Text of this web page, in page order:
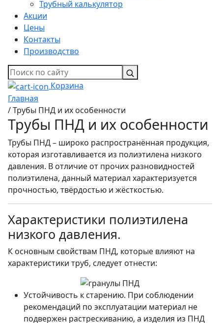
Трубный калькулятор
Акции
Цены
Контакты
Производство
Корзина
Главная
/Трубы ПНД и их особенности
Трубы ПНД и их особенности
Трубы ПНД – широко распространённая продукция,
которая изготавливается из полиэтилена низкого
давления. В отличие от прочих разновидностей
полиэтилена, данный материал характеризуется
прочностью, твёрдостью и жёсткостью.
Характеристики полиэтилена
низкого давления.
К основным свойствам ПНД, которые влияют на
характеристики труб, следует отнести:
Устойчивость к старению. При соблюдении
рекомендаций по эксплуатации материал не
подвержен растрескиванию, а изделия из ПНД